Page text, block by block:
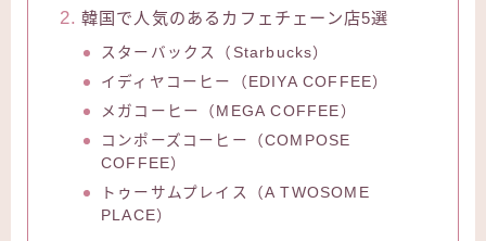
韓国で人気のあるカフェチェーン店5選
スターバックス（Starbucks）
イディヤコーヒー（EDIYA COFFEE）
メガコーヒー（MEGA COFFEE）
コンポーズコーヒー（COMPOSE
COFFEE）
トゥーサムプレイス（A TWOSOME
PLACE）